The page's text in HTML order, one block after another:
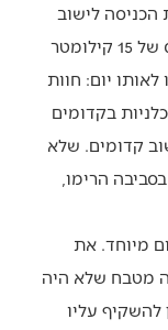
לישוב
מוקף סביבו בעצים וספסלי קק״ל וברדיוס של 15 קילומטר
יום: חוות
בקדומים
קדומים. שלא
הרימו,
מיוחד. את
מטבח שלא היה
להשקיף עליו